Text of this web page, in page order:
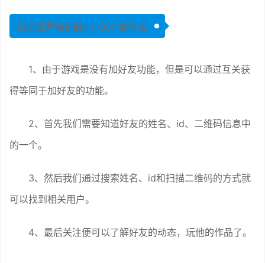
创游世界编辑器app怎么加好友
1、由于游戏是没有加好友功能，但是可以通过互关获
得等同于加好友的功能。
2、首先我们需要知道好友的姓名、id、二维码信息中
的一个。
3、然后我们通过搜索姓名、id和扫描二维码的方式就
可以找到相关用户。
4、最后关注便可以了解好友的动态，玩他的作品了。